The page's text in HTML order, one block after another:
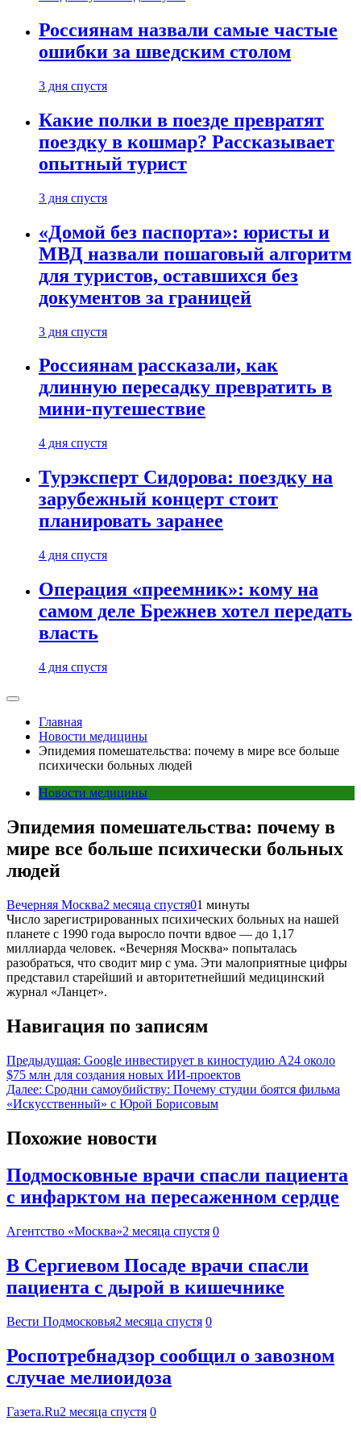
Россиянам назвали самые частые
ошибки за шведским столом
3 дня спустя
Какие полки в поезде превратят
поездку в кошмар? Рассказывает
опытный турист
3 дня спустя
«Домой без паспорта»: юристы и
МВД назвали пошаговый алгоритм
для туристов, оставшихся без
документов за границей
3 дня спустя
Россиянам рассказали, как
длинную пересадку превратить в
мини-путешествие
4 дня спустя
Турэксперт Сидорова: поездку на
зарубежный концерт стоит
планировать заранее
4 дня спустя
Операция «преемник»: кому на
самом деле Брежнев хотел передать
власть
4 дня спустя
Главная
Новости медицины
Эпидемия помешательства: почему в мире все больше
психически больных людей
Новости медицины
Эпидемия помешательства: почему в
мире все больше психически больных
людей
Вечерняя Москва2 месяца спустя01 минуты
Число зарегистрированных психических больных на нашей
планете с 1990 года выросло почти вдвое — до 1,17
миллиарда человек. «Вечерняя Москва» попыталась
разобраться, что сводит мир с ума. Эти малоприятные цифры
представил старейший и авторитетнейший медицинский
журнал «Ланцет».
Навигация по записям
Предыдущая: Google инвестирует в киностудию A24 около
$75 млн для создания новых ИИ-проектов
Далее: Сродни самоубийству: Почему студии боятся фильма
«Искусственный» с Юрой Борисовым
Похожие новости
Подмосковные врачи спасли пациента
с инфарктом на пересаженном сердце
Агентство «Москва»2 месяца спустя 0
В Сергиевом Посаде врачи спасли
пациента с дырой в кишечнике
Вести Подмосковья2 месяца спустя 0
Роспотребнадзор сообщил о завозном
случае мелиоидоза
Газета.Ru2 месяца спустя 0